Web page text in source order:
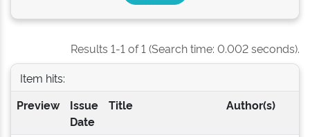
Results 1-1 of 1 (Search time: 0.002 seconds).
Item hits:
Preview
Issue
Date
Title Author(s)